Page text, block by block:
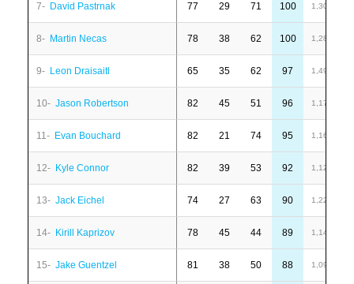
7- David Pastrnak 77 29 71 100 1,30
8- Martin Necas 78 38 62 100 1,28
9- Leon Draisaitl 65 35 62 97 1,49
10- Jason Robertson 82 45 51 96 1,17
11- Evan Bouchard 82 21 74 95 1,16
12- Kyle Connor 82 39 53 92 1,12
13- Jack Eichel 74 27 63 90 1,22
14- Kirill Kaprizov 78 45 44 89 1,14
15- Jake Guentzel 81 38 50 88 1,09